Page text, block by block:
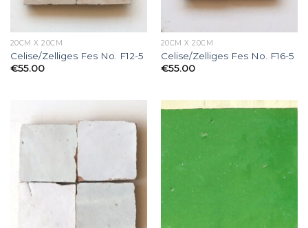
20CM X 20CM
Celise/Zelliges Fes No. F12-5
€55.00
20CM X 20CM
Celise/Zelliges Fes No. F16-5
€55.00